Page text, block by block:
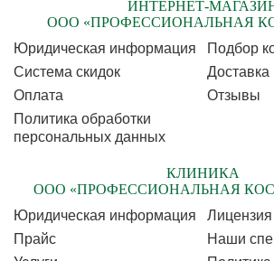
ИНТЕРНЕТ-
ООО «ПРОФЕССИОНАЛЬНАЯ
Юридическая информация
Подбор
Cистема скидок
Доставка
Оплата
Отзывы
Политика обработки
персональных данных
КЛИНИКА
ООО «ПРОФЕССИОНАЛЬНАЯ
Юридическая информация
Лицензия
Прайс
Наши